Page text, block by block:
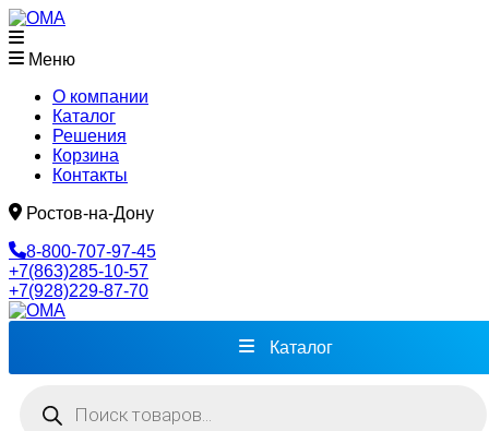
Меню
О компании
Каталог
Решения
Корзина
Контакты
Ростов-на-Дону
8-800-707-97-45
+7(863)285-10-57
+7(928)229-87-70
Каталог
товаров